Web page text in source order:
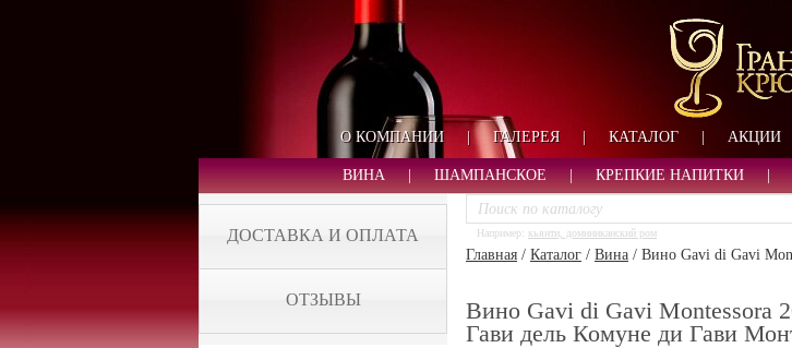
ИМЯ
О КОМПАНИИ | ГАЛЕРЕЯ | КАТАЛОГ АКЦИИ
ВИНА ШАМПАНСКОЕ КРЕПКИЕ НАПИТКИ
ДОСТАВКА И ОПЛАТА
ОТЗЫВЫ
Например: кьянти, доминиканский ром
Главная / Каталог / Вина / Вино Gavi di Gavi
Вино Gavi di Gavi Montessora
Гави дель Комуне ди Гави